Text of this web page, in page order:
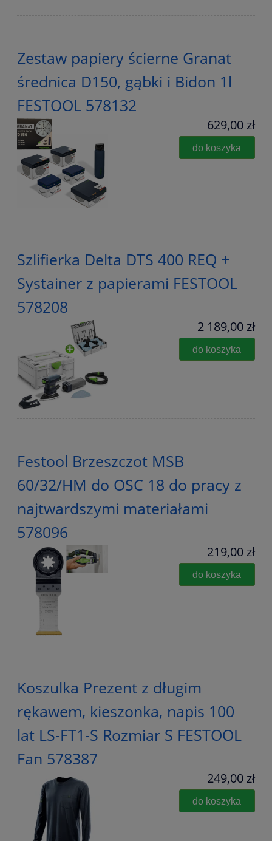
Zestaw papiery ścierne Granat
średnica D150, gąbki i Bidon 1l
FESTOOL 578132
629,00 zł
do koszyka
Szlifierka Delta DTS 400 REQ +
Systainer z papierami FESTOOL
578208
2 189,00 zł
do koszyka
Festool Brzeszczot MSB
60/32/HM do OSC 18 do pracy z
najtwardszymi materiałami
578096
219,00 zł
do koszyka
Koszulka Prezent z długim
rękawem, kieszonka, napis 100
lat LS-FT1-S Rozmiar S FESTOOL
Fan 578387
249,00 zł
do koszyka